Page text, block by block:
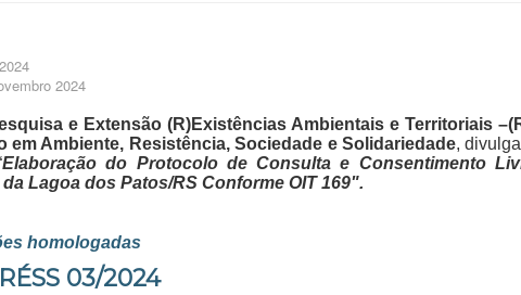
2024
e Extensão (R)Existências Ambientais e Territoriais
em Ambiente, Resistência, Sociedade e Solidariedade,
Elaboração do Protocolo de Consulta e Consentimento
Lagoa dos Patos/RS Conforme OIT 169".
homologadas
03/2024